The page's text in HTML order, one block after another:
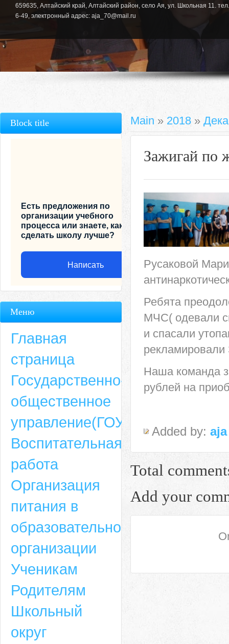
659635, Алтайский край, Алтайский район, село Ая, ул. Школьная 11.
6-49, электронный адрес: aja_70@mail.ru
Адрес
659635, Алтайский край, Алтайский район, село Ая, ул. Школьная 11.
6-49, электронный адрес: aja_70@mail.ru
Main » 2018 »
Зажигай по
Русаковой
Ребята
МЧС( одевали
и спасали
Наша команда
рублей на
Added by: aja
Total
Add your
Block title
Есть предложения по
организации учебного
процесса или знаете, как
сделать школу лучше?
Написать
Меню
Главная
страница
Государственно-
общественное
управление(ГОУ)
Воспитательная
работа
Организация
питания в
образовательной
организации
Ученикам
Родителям
Школьный
округ